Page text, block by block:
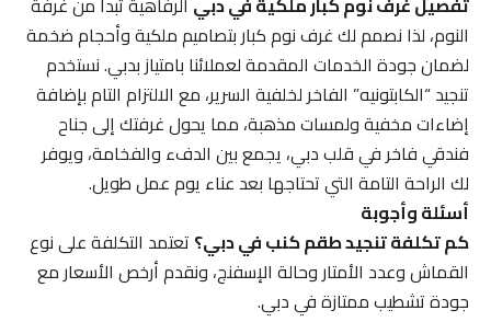
النوم، لذا نصمم لك غرف نوم كبار بتصاميم ملكية وأحجام ضخمة
لضمان جودة الخدمات المقدمة لعملائنا بامتياز بدبي. نستخدم
تنجيد “الكابتونيه” الفاخر لخلفية السرير، مع الالتزام التام بإضافة
إضاءات مخفية ولمسات مذهبة، مما يحول غرفتك إلى جناح
فندقي فاخر في قلب دبي، يجمع بين الدفء والفخامة، ويوفر
لك الراحة التامة التي تحتاجها بعد عناء يوم عمل طويل.
أسئلة وأجوبة
كم تكلفة تنجيد طقم كنب في دبي؟تعتمد التكلفة على نوع
القماش وعدد الأمتار وحالة الإسفنج، ونقدم أرخص الأسعار مع
جودة تشطيب ممتازة في دبي.